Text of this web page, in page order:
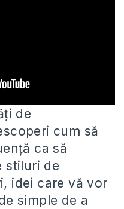
de
cum să
ca să
stiluri de
idei care vă vor
simple de a